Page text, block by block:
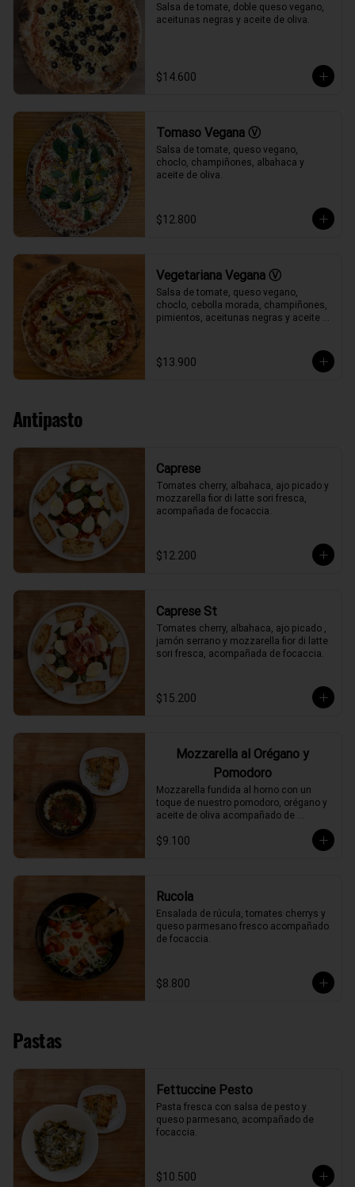
Salsa de tomate, doble queso vegano,
aceitunas negras y aceite de oliva.
$14.600
Tomaso Vegana Ⓥ
Salsa de tomate, queso vegano,
choclo, champiñones, albahaca y
aceite de oliva.
$12.800
Vegetariana Vegana Ⓥ
Salsa de tomate, queso vegano,
choclo, cebolla morada, champiñones,
pimientos, aceitunas negras y aceite
$13.900
Antipasto
Caprese
Tomates cherry, albahaca, ajo picado y
mozzarella fior di latte sori fresca,
acompañada de focaccia.
$12.200
Caprese St
Tomates cherry, albahaca, ajo picado ,
jamón serrano y mozzarella fior di latte
sori fresca, acompañada de focaccia.
$15.200
Mozzarella al Orégano y
Pomodoro
Mozzarella fundida al horno con un
toque de nuestro pomodoro, orégano y
aceite de oliva acompañado de
$9.100
Rucola
Ensalada de rúcula, tomates cherrys y
queso parmesano fresco acompañado
de focaccia.
$8.800
Pastas
Fettuccine Pesto
Pasta fresca con salsa de pesto y
queso parmesano, acompañado de
focaccia.
$10.500